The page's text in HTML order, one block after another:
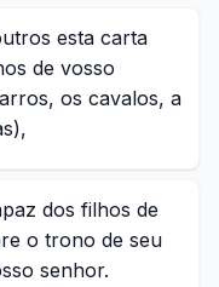
esta carta
de vosso
os cavalos, a
dos filhos de
o trono de seu
senhor.